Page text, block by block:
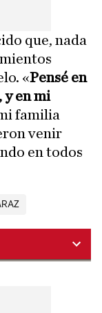
que, nada
«Pensé en
y en mi
familia
venir
en todos